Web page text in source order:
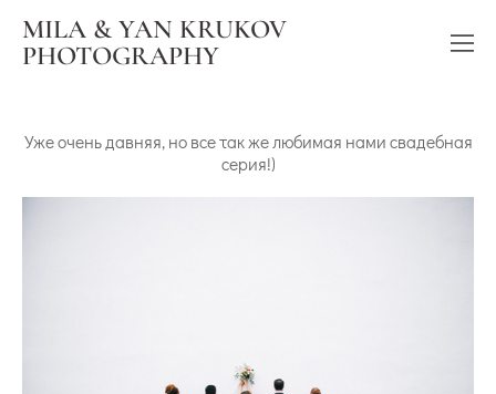
MILA & YAN KRUKOV
PHOTOGRAPHY
Уже очень давняя, но все так же любимая нами свадебная
серия!)